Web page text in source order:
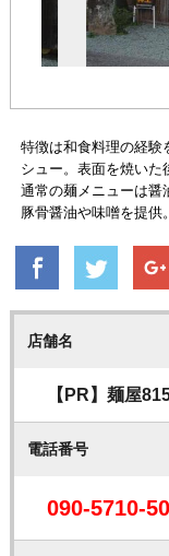
特徴は和食料理の経験
シュー。表面を焼いた
通常の麺メニューは醤
豚骨醤油や味噌を提供。
店舗名
【PR】麺屋
電話番号
090-5710-